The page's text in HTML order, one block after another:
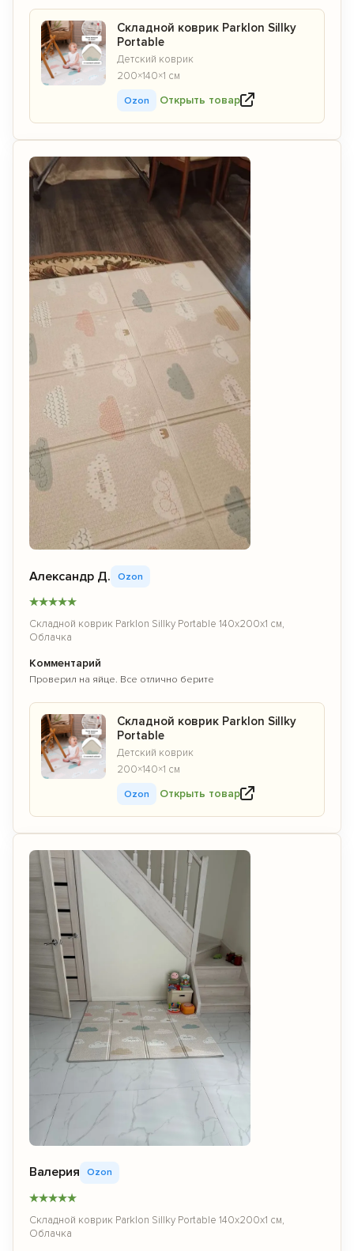
Складной коврик Parklon Sillky
Portable
Детский коврик
200×140×1 см
Ozon Открыть товар
Александр Д. Ozon
★★★★★
Складной коврик Parklon Sillky Portable 140x200x1 см,
Облачка
Комментарий
Проверил на яйце. Все отлично берите
Складной коврик Parklon Sillky
Portable
Детский коврик
200×140×1 см
Ozon Открыть товар
Валерия Ozon
★★★★★
Складной коврик Parklon Sillky Portable 140x200x1 см,
Облачка